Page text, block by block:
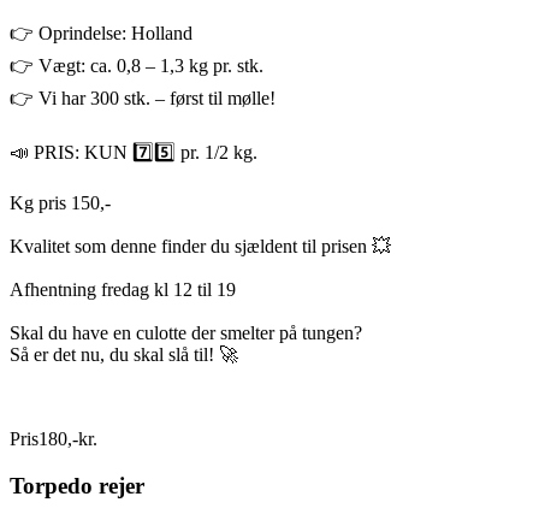
👉 Oprindelse: Holland
👉 Vægt: ca. 0,8 – 1,3 kg pr. stk.
👉 Vi har 300 stk. – først til mølle!
📣 PRIS: KUN 7️⃣5️⃣ pr. 1/2 kg.
Kg pris 150,-
Kvalitet som denne finder du sjældent til prisen 💥
Afhentning fredag kl 12 til 19
Skal du have en culotte der smelter på tungen?
Så er det nu, du skal slå til! 🚀
Pris180,-kr.
Torpedo rejer